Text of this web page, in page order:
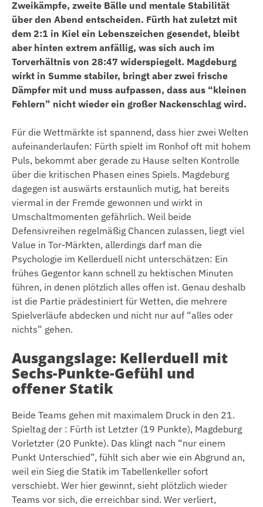
Zweikämpfe, zweite Bälle und mentale Stabilität
über den Abend entscheiden. Fürth hat zuletzt mit
dem 2:1 in Kiel ein Lebenszeichen gesendet, bleibt
aber hinten extrem anfällig, was sich auch im
Torverhältnis von 28:47 widerspiegelt. Magdeburg
wirkt in Summe stabiler, bringt aber zwei frische
Dämpfer mit und muss aufpassen, dass aus “kleinen
Fehlern” nicht wieder ein großer Nackenschlag wird.
Für die Wettmärkte ist spannend, dass hier zwei Welten
aufeinanderlaufen: Fürth spielt im Ronhof oft mit hohem
Puls, bekommt aber gerade zu Hause selten Kontrolle
über die kritischen Phasen eines Spiels. Magdeburg
dagegen ist auswärts erstaunlich mutig, hat bereits
viermal in der Fremde gewonnen und wirkt in
Umschaltmomenten gefährlich. Weil beide
Defensivreihen regelmäßig Chancen zulassen, liegt viel
Value in Tor-Märkten, allerdings darf man die
Psychologie im Kellerduell nicht unterschätzen: Ein
frühes Gegentor kann schnell zu hektischen Minuten
führen, in denen plötzlich alles offen ist. Genau deshalb
ist die Partie prädestiniert für Wetten, die mehrere
Spielverläufe abdecken und nicht nur auf “alles oder
nichts” gehen.
Ausgangslage: Kellerduell mit
Sechs-Punkte-Gefühl und
offener Statik
Beide Teams gehen mit maximalem Druck in den 21.
Spieltag der : Fürth ist Letzter (19 Punkte), Magdeburg
Vorletzter (20 Punkte). Das klingt nach “nur einem
Punkt Unterschied”, fühlt sich aber wie ein Abgrund an,
weil ein Sieg die Statik im Tabellenkeller sofort
verschiebt. Wer hier gewinnt, sieht plötzlich wieder
Teams vor sich, die erreichbar sind. Wer verliert,